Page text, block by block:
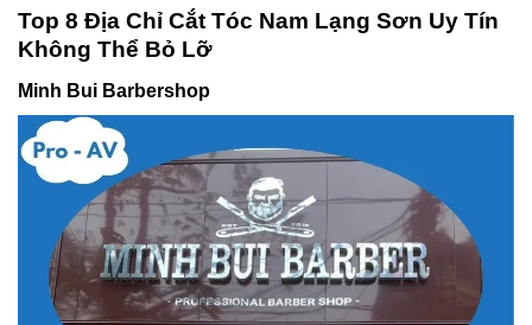
Top 8 Địa Chỉ Cắt Tóc Nam Lạng Sơn Uy Tín
Không Thể Bỏ Lỡ
Minh Bui Barbershop